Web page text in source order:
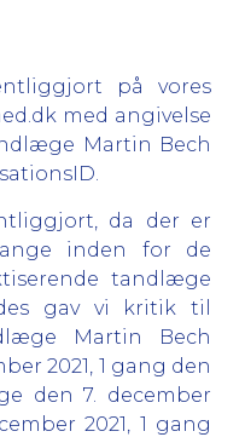
på vores
med angivelse
Martin Bech
da der er
inden for de
tandlæge
gav vi kritik til
Martin Bech
2021, 1 gang den
den 7. december
2021, 1 gang